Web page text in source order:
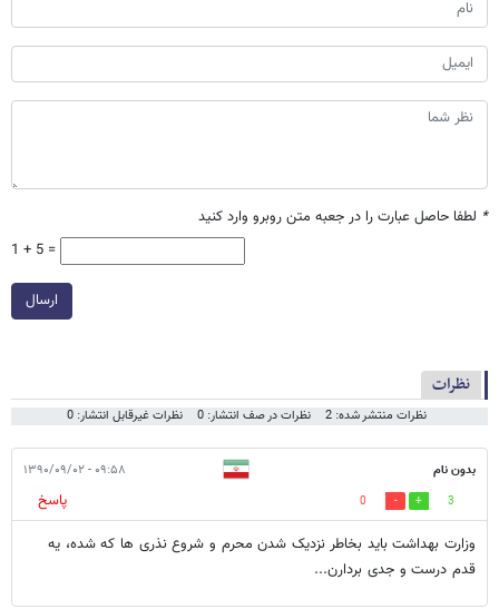
* لطفا حاصل عبارت را در جعبه متن روبرو وارد کنید
1 + 5 =
ارسال
نظرات
نظرات منتشر شده: 2 نظرات در صف انتشار: 0 نظرات غیرقابل انتشار: 0
بدون نام ۰۹:۵۸ - ۱۳۹۰/۰۹/۰۲
3
0
پاسخ
وزارت بهداشت باید بخاطر نزدیک شدن محرم و شروع نذری ها که شده، یه
قدم درست و جدی بردارن...